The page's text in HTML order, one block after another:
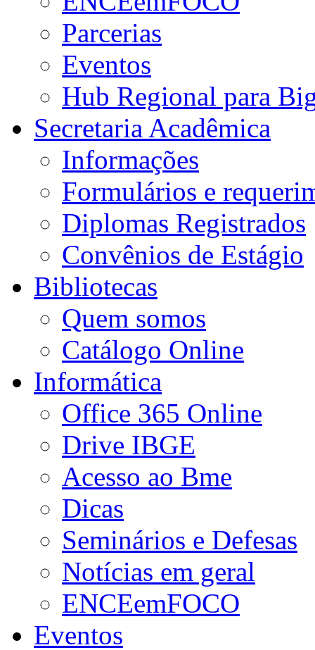
Parcerias
Eventos
Hub Regional para
Secretaria Acadêmica
Informações
Formulários e
Diplomas Registrados
Convênios de Estágio
Bibliotecas
Quem somos
Catálogo Online
Informática
Office 365 Online
Drive IBGE
Acesso ao Bme
Dicas
Seminários e Defesas
Notícias em geral
ENCEemFOCO
Eventos